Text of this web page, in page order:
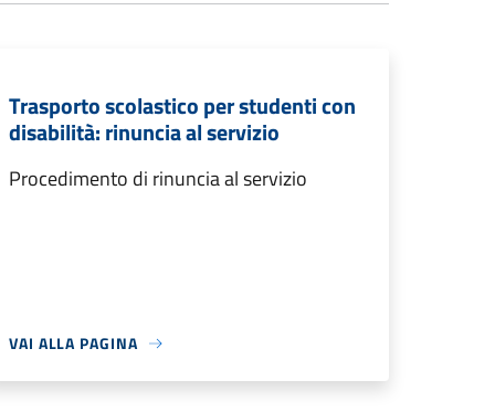
Trasporto scolastico per studenti con
disabilità: rinuncia al servizio
Procedimento di rinuncia al servizio
VAI ALLA PAGINA